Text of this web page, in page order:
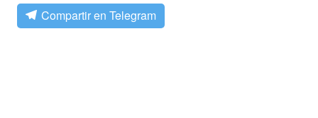
Compartir en Telegram